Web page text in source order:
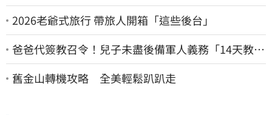
2026老爺式旅行 帶旅人開箱「這些後台」
爸爸代簽教召令！兒子未盡後備軍人義務「14天教召
不去」換3個月刑期
舊金山轉機攻略 全美輕鬆趴趴走